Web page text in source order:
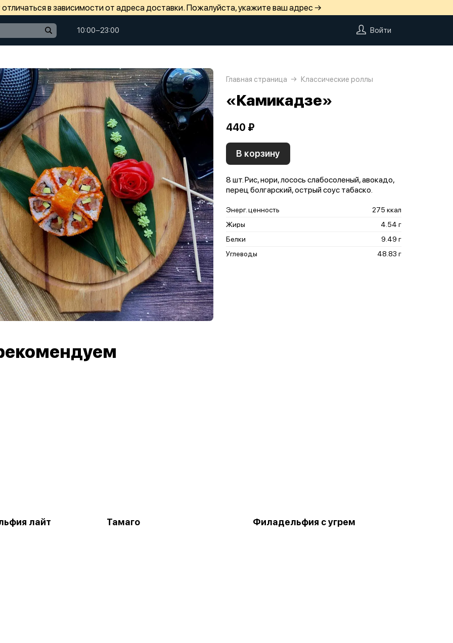
в зависимости от адреса доставки. Пожалуйста, укажите ваш адрес →
10:00−23:00 Войти
Главная страница Классические роллы
«Камикадзе»
440 ₽
В корзину
8 шт. Рис, нори, лосось слабосоленый, авокадо,
перец болгарский, острый соус табаско.
Энерг. ценность
275 ккал
Жиры
4.54 г
Белки
9.49 г
Углеводы
48.83 г
лайт Тамаго Филадельфия с угрем